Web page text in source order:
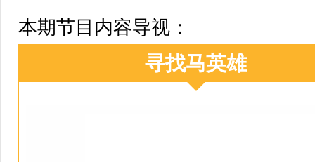
本期节目内容导视：
寻找马英雄